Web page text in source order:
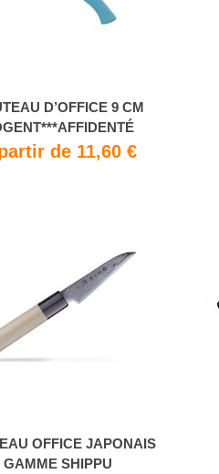
D’OFFICE 9 CM
de 11,60 €
OFFICE JAPONAIS
GAMME SHIPPU